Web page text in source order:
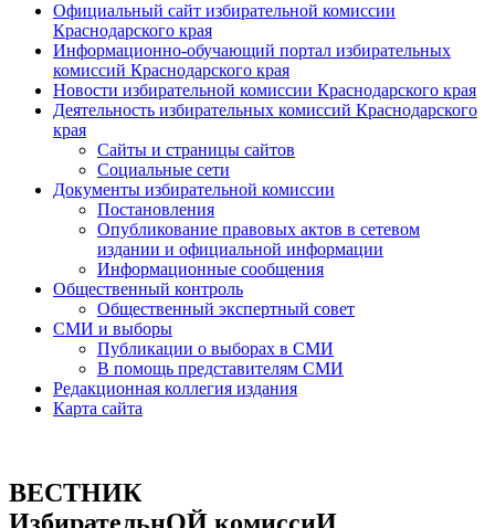
Официальный сайт избирательной комиссии
Краснодарского края
Информационно-обучающий портал избирательных
комиссий Краснодарского края
Новости избирательной комиссии Краснодарского края
Деятельность избирательных комиссий Краснодарского
края
Сайты и страницы сайтов
Социальные сети
Документы избирательной комиссии
Постановления
Опубликование правовых актов в сетевом
издании и официальной информации
Информационные сообщения
Общественный контроль
Общественный экспертный совет
СМИ и выборы
Публикации о выборах в СМИ
В помощь представителям СМИ
Редакционная коллегия издания
Карта сайта
ВЕСТНИК